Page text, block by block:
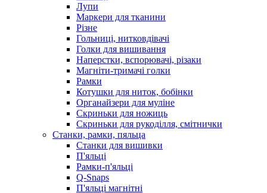
Лупи
Маркери для тканини
Різне
Гольниці, нитковдівачі
Голки для вишивання
Наперстки, вспорювачі, різаки
Магніти-тримачі голки
Рамки
Котушки для ниток, бобінки
Органайзери для муліне
Скриньки для ножиць
Скриньки для рукоділля, смітнички
Станки, рамки, пяльца
Станки для вишивки
П'яльці
Рамки-п'яльці
Q-Snaps
П'яльці магнітні